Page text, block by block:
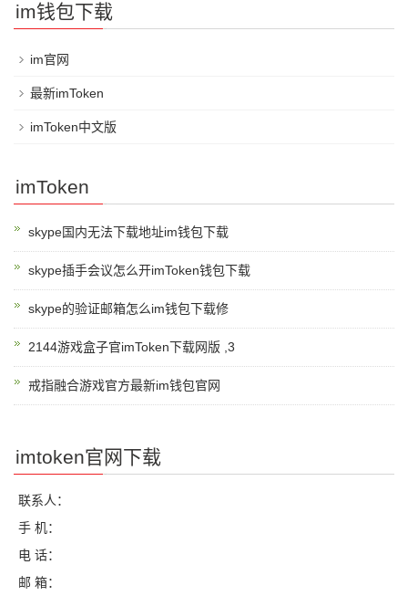
im钱包下载
im官网
最新imToken
imToken中文版
imToken
skype国内无法下载地址im钱包下载
skype插手会议怎么开imToken钱包下载
skype的验证邮箱怎么im钱包下载修
2144游戏盒子官imToken下载网版 ,3
戒指融合游戏官方最新im钱包官网
imtoken官网下载
联系人：
手 机：
电 话：
邮 箱：